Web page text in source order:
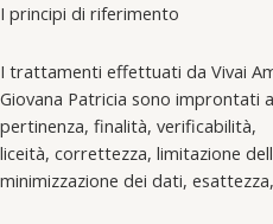
I principi di riferimento
I trattamenti effettuati da Vivai
Giovana Patricia sono improntati
pertinenza, finalità, verificabilità,
liceità, correttezza, limitazione
minimizzazione dei dati,